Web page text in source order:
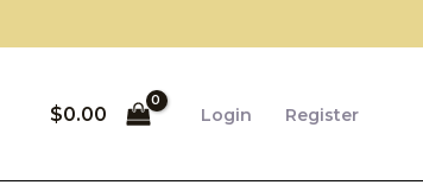
$0.00 Login Register